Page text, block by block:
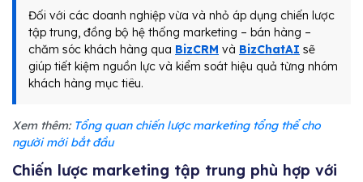
Đối với các doanh nghiệp vừa và nhỏ áp dụng chiến lược
tập trung, đồng bộ hệ thống marketing – bán hàng –
chăm sóc khách hàng qua BizCRM và BizChatAI sẽ
giúp tiết kiệm nguồn lực và kiểm soát hiệu quả từng nhóm
khách hàng mục tiêu.
Xem thêm: Tổng quan chiến lược marketing tổng thể cho
người mới bắt đầu
Chiến lược marketing tập trung phù hợp với